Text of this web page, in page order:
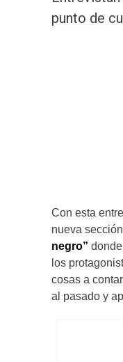
punto de
Con esta
nueva sección
negro”
los
cosas a
al pasado y